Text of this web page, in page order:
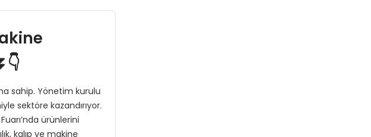
sahip. Yönetim kurulu
sektöre kazandırıyor.
ürünlerini
kalıp ve makine